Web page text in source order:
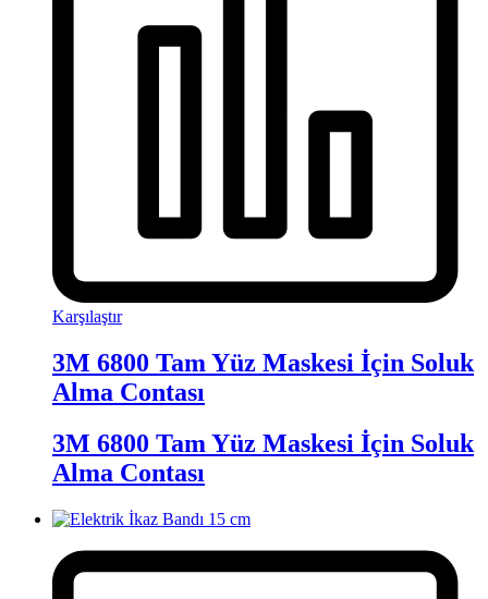
Karşılaştır
3M 6800 Tam Yüz Maskesi İçin Soluk
Alma Contası
3M 6800 Tam Yüz Maskesi İçin Soluk
Alma Contası